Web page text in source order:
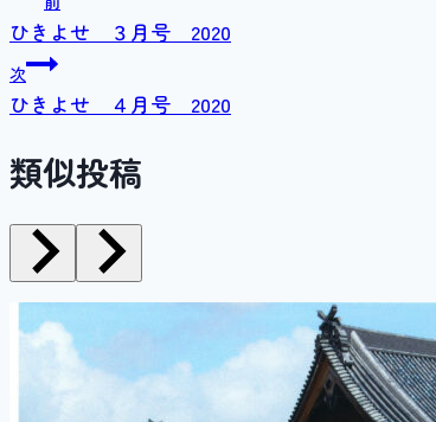
稿
ナ
ビ
ゲ
ー
シ
ョ
ン
ひきよせ ３月号 2020
次
ひきよせ ４月号 2020
類似投稿